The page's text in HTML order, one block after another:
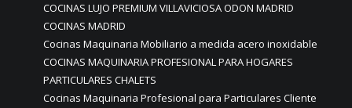
COCINAS LUJO PREMIUM VILLAVICIOSA ODON MADRID
COCINAS MADRID
Cocinas Maquinaria Mobiliario a medida acero inoxidable
COCINAS MAQUINARIA PROFESIONAL PARA HOGARES
PARTICULARES CHALETS
Cocinas Maquinaria Profesional para Particulares Cliente